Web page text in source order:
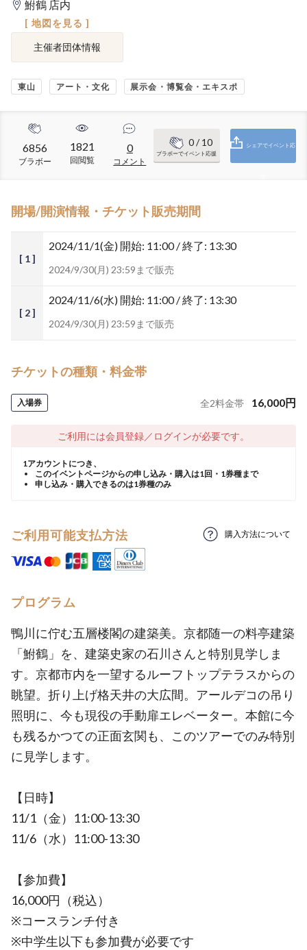
鮒鶴 店内
[ 地図を見る ]
主催者団体情報
東山 アート・文化 展示会・博覧会・エキスポ
6856
ブラボー
1821
回閲覧
0
コメント
0/ 10
ブラボーでイベント応援
シェアでイベント応
開場/開演情報・チケット販売期間
[ 1 ]
2024/11/1(金) 開始: 11:00 / 終了: 13:30
2024/9/30(月) 23:59まで販売
[ 2 ]
2024/11/6(水) 開始: 11:00 / 終了: 13:30
2024/9/30(月) 23:59まで販売
チケットの種類・料金帯
入場券 全2料金帯 16,000円
ご利用には会員登録／ログインが必要です。
1アカウントにつき、
このイベントページからの申し込み・購入は1回・1券種まで
申し込み・購入できるのは1券種のみ
ご利用可能支払方法 購入方法について
プログラム
鴨川に佇む五層楼閣の建築美。京都随一の料亭建築
「鮒鶴」を、建築史家の石川さんと特別見学しま
す。京都市内を一望するルーフトップテラスからの
眺望。折り上げ格天井の大広間。アールデコの吊り
照明に、今も現役の手動扉エレベーター。本館に今
も残るかつての正面玄関も、このツアーでのみ特別
に見学します。
【日時】
11/1（金）11:00-13:30
11/6（水）11:00-13:30
【参加費】
16,000円（税込）
※コースランチ付き
※中学生以下も参加費が必要です